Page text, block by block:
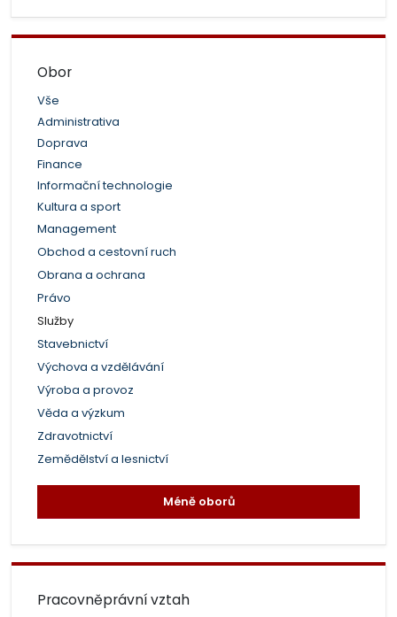
Obor
Vše
Administrativa
Doprava
Finance
Informační technologie
Kultura a sport
Management
Obchod a cestovní ruch
Obrana a ochrana
Právo
Služby
Stavebnictví
Výchova a vzdělávání
Výroba a provoz
Věda a výzkum
Zdravotnictví
Zemědělství a lesnictví
Méně oborů
Pracovněprávní vztah